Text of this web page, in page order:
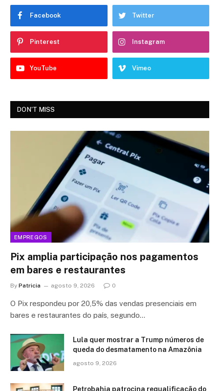
Facebook Twitter
Pinterest Instagram
YouTube Vimeo
DON'T MISS
EMPREGOS
Pix amplia participação nos pagamentos
em bares e restaurantes
By Patricia agosto 9, 2026 0
O Pix respondeu por 20,5% das vendas presenciais em
bares e restaurantes do país, segundo…
Lula quer mostrar a Trump números de
queda do desmatamento na Amazônia
agosto 9, 2026
Petrobahia patrocina requalificação do